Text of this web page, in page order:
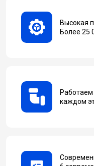
Высокая
Более 25
каждом